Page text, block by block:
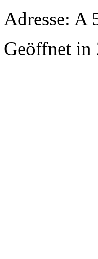
Adresse: A
Geöffnet